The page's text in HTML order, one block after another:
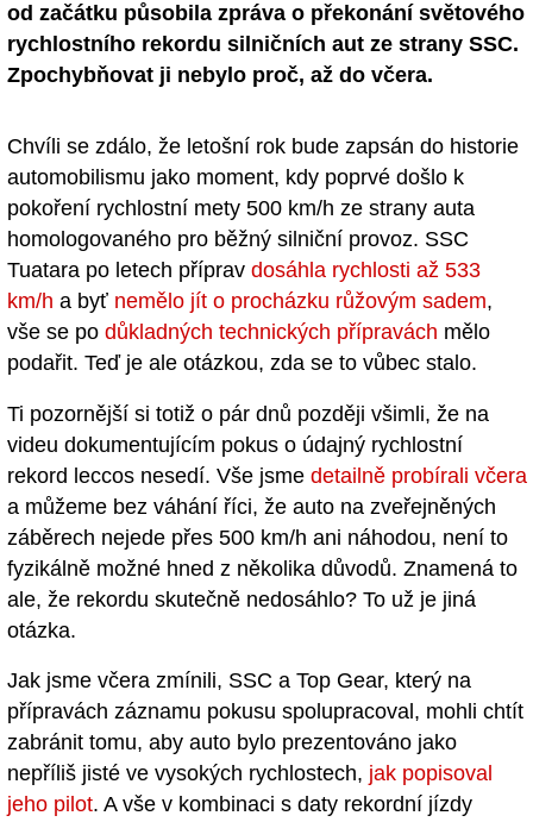
od začátku působila zpráva o překonání světového
rychlostního rekordu silničních aut ze strany SSC.
Zpochybňovat ji nebylo proč, až do včera.
Chvíli se zdálo, že letošní rok bude zapsán do historie
automobilismu jako moment, kdy poprvé došlo k
pokoření rychlostní mety 500 km/h ze strany auta
homologovaného pro běžný silniční provoz. SSC
Tuatara po letech příprav dosáhla rychlosti až 533
km/h a byť nemělo jít o procházku růžovým sadem,
vše se po důkladných technických přípravách mělo
podařit. Teď je ale otázkou, zda se to vůbec stalo.
Ti pozornější si totiž o pár dnů později všimli, že na
videu dokumentujícím pokus o údajný rychlostní
rekord leccos nesedí. Vše jsme detailně probírali včera
a můžeme bez váhání říci, že auto na zveřejněných
záběrech nejede přes 500 km/h ani náhodou, není to
fyzikálně možné hned z několika důvodů. Znamená to
ale, že rekordu skutečně nedosáhlo? To už je jiná
otázka.
Jak jsme včera zmínili, SSC a Top Gear, který na
přípravách záznamu pokusu spolupracoval, mohli chtít
zabránit tomu, aby auto bylo prezentováno jako
nepříliš jisté ve vysokých rychlostech, jak popisoval
jeho pilot. A vše v kombinaci s daty rekordní jízdy